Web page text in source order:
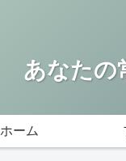
あなたの
ホーム